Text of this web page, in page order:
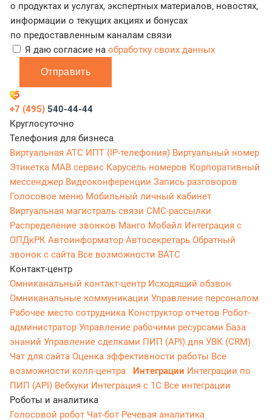
о продуктах и услугах, экспертных материалов, новостях,
информации о текущих акциях и бонусах
по предоставленным каналам связи
Я даю согласие на обработку своих данных
Отправить
+7 (495) 540-44-44
Круглосуточно
Телефония для бизнеса
Виртуальная АТС ИПТ (IP-телефония) Виртуальный номер
Этикетка МАВ сервис Карусель номеров Корпоративный
мессенджер Видеоконференции Запись разговоров
Голосовое меню Мобильный личный кабинет
Виртуальная магистраль связи СМС-рассылки
Распределение звонков Манго Мобайл Интеграция с
ОПДкРК Автоинформатор Автосекретарь Обратный
звонок с сайта Все возможности ВАТС
Контакт-центр
Омниканальный контакт-центр Исходящий обзвон
Омниканальные коммуникации Управление персоналом
Рабочее место сотрудника Конструктор отчетов Робот-
администратор Управление рабочими ресурсами База
знаний Управление сделками ПИП (API) для УВК (CRM)
Чат для сайта Оценка эффективности работы Все
возможности колл-центра
Интеграции Интеграции по
ПИП (API) Вебхуки Интеграция с 1С Все интеграции
Роботы и аналитика
Голосовой робот Чат-бот Речевая аналитика